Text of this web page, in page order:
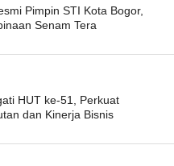
Pimpin STI Kota Bogor,
Senam Tera
HUT ke-51, Perkuat
dan Kinerja Bisnis